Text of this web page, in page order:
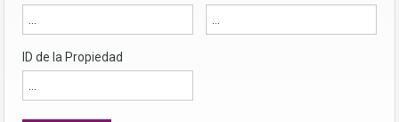
ID de la Propiedad